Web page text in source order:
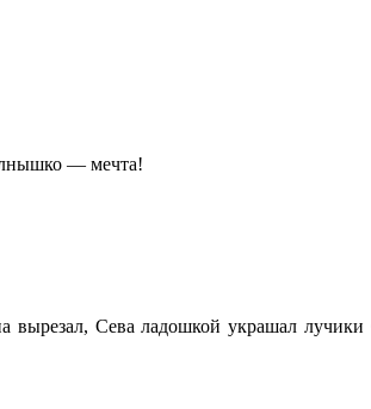
— мечта!
Сева ладошкой украшал